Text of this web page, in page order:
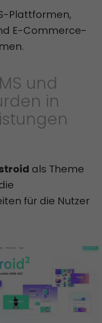
Plattformen,
E-Commerce-
und
in
als Theme
für die Nutzer